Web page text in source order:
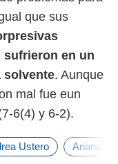
que sus
sufrieron en un
solvente. Aunque
mal fue eun
6(4) y 6-2).
Ustero Ariana